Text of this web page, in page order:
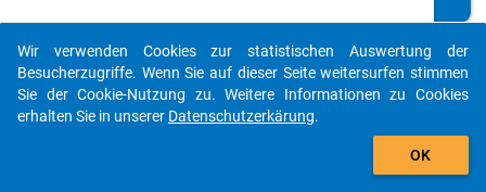
B23
auto_stories
add_shopping_cart
Wir verwenden Cookies zur statistischen Auswertung der
Besucherzugriffe. Wenn Sie auf dieser Seite weitersurfen stimmen
Sie der Cookie-Nutzung zu. Weitere Informationen zu Cookies
erhalten Sie in unserer Datenschutzerkärung.
OK